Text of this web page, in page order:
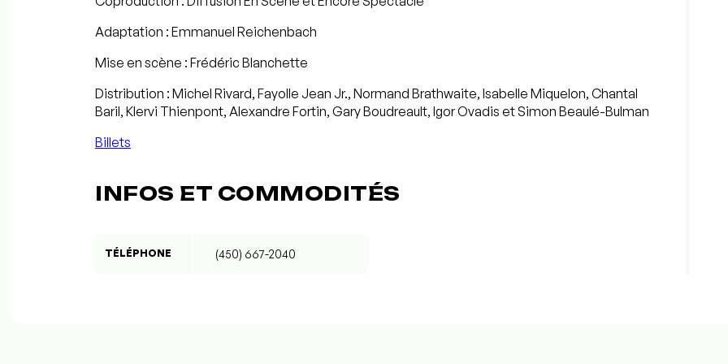
Adaptation : Emmanuel Reichenbach
Mise en scène : Frédéric Blanchette
Distribution : Michel Rivard, Fayolle Jean Jr., Normand Brathwaite, Isabelle Miquelon, Chantal
Baril, Klervi Thienpont, Alexandre Fortin, Gary Boudreault, Igor Ovadis et Simon Beaulé-Bulman
Billets
INFOS ET COMMODITÉS
TÉLÉPHONE (450) 667-2040